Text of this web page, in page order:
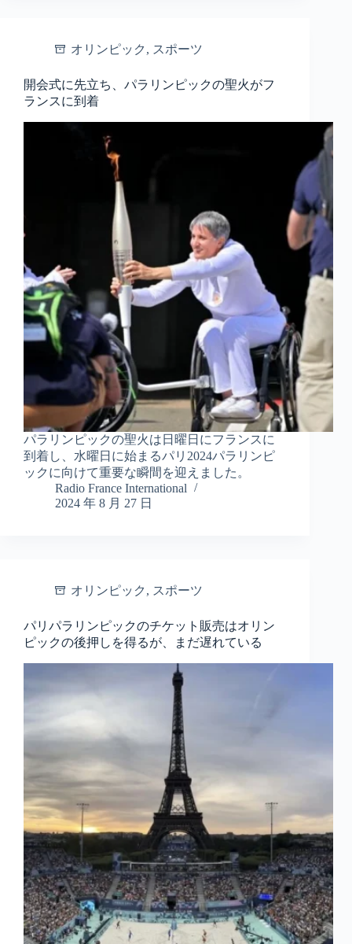
オリンピック , スポーツ
開会式に先立ち、パラリンピックの聖火がフ
ランスに到着
パラリンピックの聖火は日曜日にフランスに
到着し、水曜日に始まるパリ2024パラリンピ
ックに向けて重要な瞬間を迎えました。
Radio France International
2024 年 8 月 27 日
オリンピック , スポーツ
パリパラリンピックのチケット販売はオリン
ピックの後押しを得るが、まだ遅れている